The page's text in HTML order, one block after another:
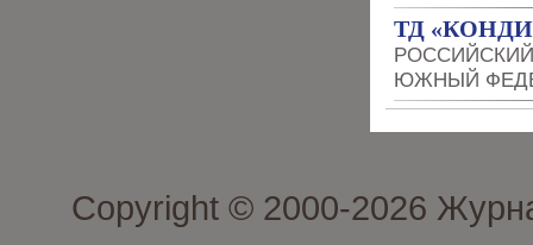
ТД
ЮЖНЫЙ
Copyright © 2000-2026